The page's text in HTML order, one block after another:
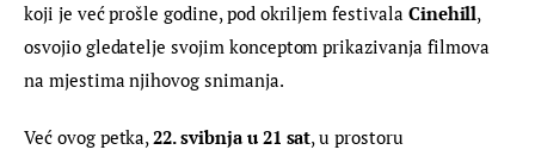
koji je već prošle godine, pod okriljem festivala Cinehill,
osvojio gledatelje svojim konceptom prikazivanja filmova
na mjestima njihovog snimanja.
Već ovog petka, 22. svibnja u 21 sat, u prostoru